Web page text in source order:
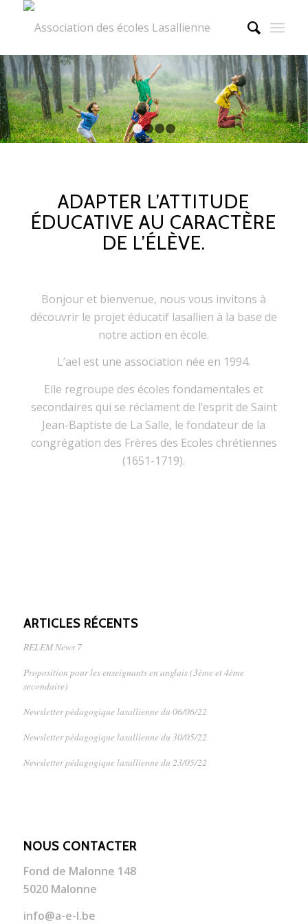
1 2 3 4
ADAPTER L’ATTITUDE
ÉDUCATIVE AU CARACTÈRE
DE L’ÉLÈVE.
Bonjour et bienvenue, nous vous invitons à
découvrir le projet éducatif lasallien à la base de
notre action en école.
L’ael est une association née en 1994.
Elle regroupe des écoles fondamentales et
secondaires qui se réclament de l’esprit de Saint
Jean-Baptiste de La Salle, le fondateur de la
congrégation des Frères des Ecoles chrétiennes
(1651-1719).
ARTICLES RÉCENTS
RELEM News 7
Proposition pour les enseignants en anglais (3ème et 4ème
secondaire)
Newsletter pédagogique lasallienne du 06/06/22
Newsletter pédagogique lasallienne du 30/05/22
Newsletter pédagogique lasallienne du 23/05/22
NOUS CONTACTER
Fond de Malonne 148
5020 Malonne
info@a-e-l.be